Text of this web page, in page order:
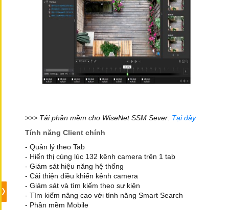
>>> Tải phần mềm cho WiseNet SSM Sever: Tại đây
Tính năng Client chính
- Quản lý theo Tab
- Hiển thị cùng lúc 132 kênh camera trên 1 tab
- Giám sát hiệu năng hệ thống
- Cải thiện điều khiển kênh camera
- Giám sát và tìm kiếm theo sự kiện
- Tìm kiếm nâng cao với tính năng Smart Search
- Phần mềm Mobile